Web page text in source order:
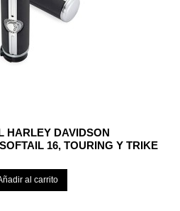
HARLEY DAVIDSON
16, TOURING Y TRIKE
al carrito